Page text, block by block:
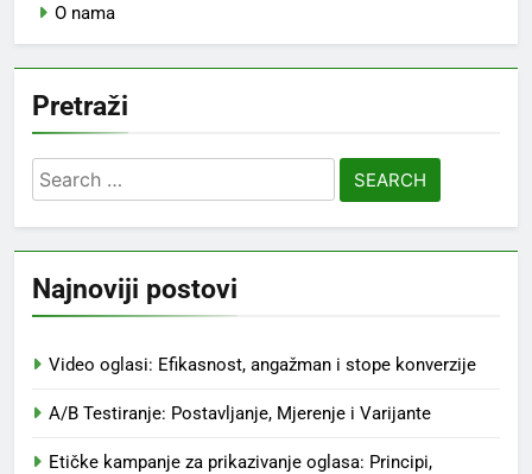
O nama
Pretraži
Search
for:
Najnoviji postovi
Video oglasi: Efikasnost, angažman i stope konverzije
A/B Testiranje: Postavljanje, Mjerenje i Varijante
Etičke kampanje za prikazivanje oglasa: Principi,